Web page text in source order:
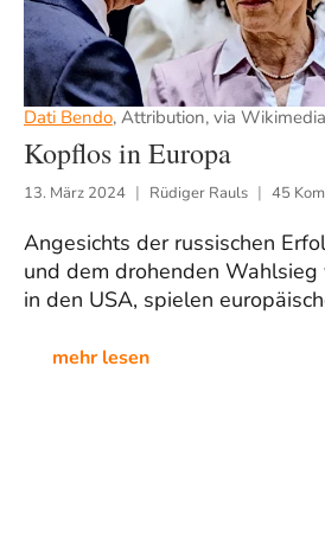
Dati Bendo, Attribution, via
Kopflos in Europa
13. März 2024 Rüdiger Rauls 45
Angesichts der russischen
und dem drohenden Wahlsieg
in den USA, spielen
mehr lesen